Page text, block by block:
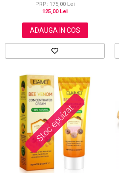
PRP: 175,00 Lei
125,00 Lei
ADAUGA IN COS
Stoc epuizat